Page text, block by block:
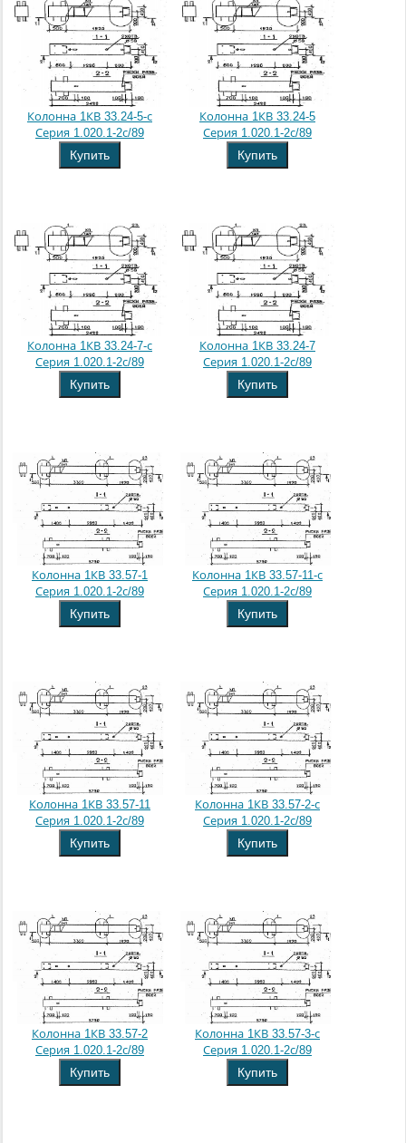
Колонна 1КВ 33.24-5-с
Серия 1.020.1-2с/89
Купить
Колонна 1КВ 33.24-5
Серия 1.020.1-2с/89
Купить
Колонна 1КВ 33.24-7-с
Серия 1.020.1-2с/89
Купить
Колонна 1КВ 33.24-7
Серия 1.020.1-2с/89
Купить
Колонна 1КВ 33.57-1
Серия 1.020.1-2с/89
Купить
Колонна 1КВ 33.57-11-с
Серия 1.020.1-2с/89
Купить
Колонна 1КВ 33.57-11
Серия 1.020.1-2с/89
Купить
Колонна 1КВ 33.57-2-с
Серия 1.020.1-2с/89
Купить
Колонна 1КВ 33.57-2
Серия 1.020.1-2с/89
Купить
Колонна 1КВ 33.57-3-с
Серия 1.020.1-2с/89
Купить